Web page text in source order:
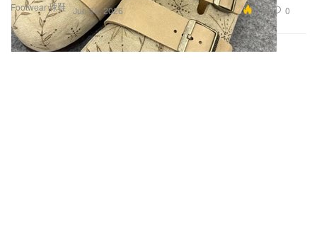
Footwear 球鞋 Jun 30, 2026 4.7K 0